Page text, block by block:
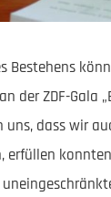
Bestehens
der ZDF-Gala
uns, dass wir
erfüllen